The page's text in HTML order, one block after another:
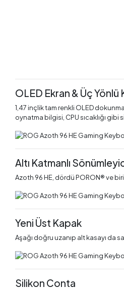
OLED Ekran & Üç
1,47 inçlik tam renkli OLED
oynatma bilgisi, CPU sıcaklığı
Altı Katmanlı
Azoth 96 HE, dördü PORON® ve
Yeni Üst Kapak
Aşağı doğru uzanıp alt kasayı da
Silikon Conta